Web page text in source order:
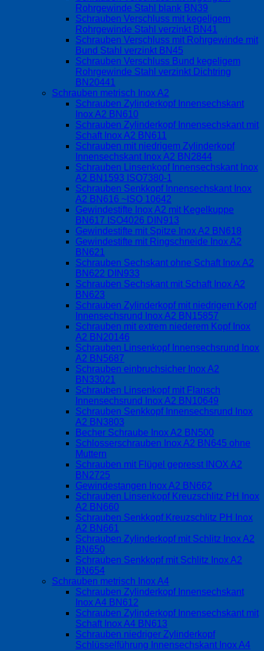
Rohrgewinde Stahl blank BN39
Schrauben Verschluss mit kegeligem
Rohrgewinde Stahl verzinkt BN41
Schrauben Verschluss mit Rohrgewinde mit
Bund Stahl verzinkt BN45
Schrauben Verschluss Bund kegeligem
Rohrgewinde Stahl verzinkt Dichtring
BN20441
Schrauben metrisch Inox A2
Schrauben Zylinderkopf Innensechskant
Inox A2 BN610
Schrauben Zylinderkopf Innensechskant mit
Schaft Inox A2 BN611
Schrauben mit niedrigem Zylinderkopf
Innensechskant Inox A2 BN2844
Schrauben Linsenkopf Innensechskant Inox
A2 BN1593 ISO7380-1
Schrauben Senkkopf Innensechskant Inox
A2 BN616 ~ISO 10642
Gewindestifte Inox A2 mit Kegelkuppe
BN617 ISO4026 DIN913
Gewindestifte mit Spitze Inox A2 BN618
Gewindestifte mit Ringschneide Inox A2
BN621
Schrauben Sechskant ohne Schaft Inox A2
BN622 DIN933
Schrauben Sechskant mit Schaft Inox A2
BN623
Schrauben Zylinderkopf mit niedrigem Kopf
Innensechsrund Inox A2 BN15857
Schrauben mit extrem niederem Kopf Inox
A2 BN20146
Schrauben Linsenkopf Innensechsrund Inox
A2 BN5687
Schrauben einbruchsicher Inox A2
BN33021
Schrauben Linsenkopf mit Flansch
Innensechsrund Inox A2 BN10649
Schrauben Senkkopf Innensechsrund Inox
A2 BN3803
Becher Schraube Inox A2 BN500
Schlosserschrauben Inox A2 BN645 ohne
Muttern
Schrauben mit Flügel gepresst INOX A2
BN2725
Gewindestangen Inox A2 BN662
Schrauben Linsenkopf Kreuzschlitz PH Inox
A2 BN660
Schrauben Senkkopf Kreuzschlitz PH Inox
A2 BN661
Schrauben Zylinderkopf mit Schlitz Inox A2
BN650
Schrauben Senkkopf mit Schlitz Inox A2
BN654
Schrauben metrisch Inox A4
Schrauben Zylinderkopf Innensechskant
Inox A4 BN612
Schrauben Zylinderkopf Innensechskant mit
Schaft Inox A4 BN613
Schrauben niedriger Zylinderkopf
Schlüsselführung Innensechskant Inox A4